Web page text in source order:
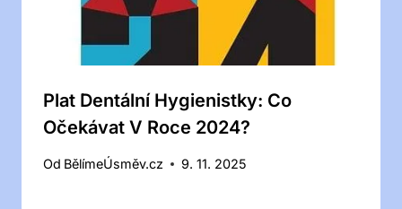
Plat Dentální Hygienistky: Co
Očekávat V Roce 2024?
Od BělímeÚsměv.cz 9. 11. 2025